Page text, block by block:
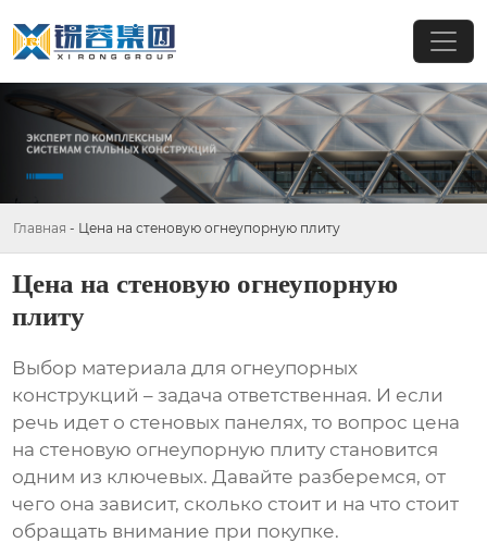
Главная - Цена на стеновую огнеупорную плиту
Цена на стеновую огнеупорную
плиту
Выбор материала для огнеупорных
конструкций – задача ответственная. И если
речь идет о стеновых панелях, то вопрос цена
на стеновую огнеупорную плиту становится
одним из ключевых. Давайте разберемся, от
чего она зависит, сколько стоит и на что стоит
обращать внимание при покупке.